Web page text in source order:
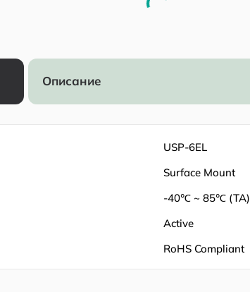
Описание
USP-6EL
Surface Mount
-40℃ ~ 85℃ (TA)
Active
RoHS Compliant